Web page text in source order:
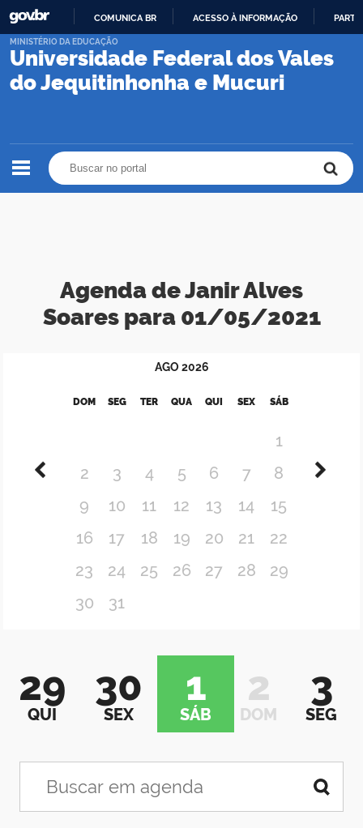
PARA
CONTEÚDO
COMUNICA BR ACESSO À INFORMAÇÃO
Universidade Federal dos Vales
do Jequitinhonha e Mucuri
MINISTÉRIO DA EDUCAÇÃO
Agenda de Janir Alves
Soares para 01/05/2021
AGO 2026
DOM SEG TER QUA QUI SEX SÁB
1
2
3 4 5 6 7
8
9
10 11 12 13 14
15
16
17 18 19 20 21
22
23
24 25 26 27 28
29
30
31
29
QUI
30
SEX
1
SÁB
2
DOM
3
SEG